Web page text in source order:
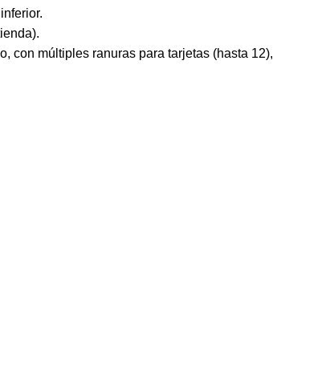
con múltiples ranuras para tarjetas (hasta 12),